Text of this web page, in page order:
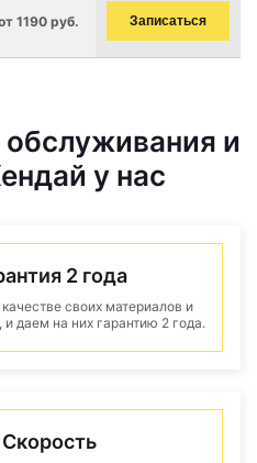
1190 руб. Записаться
и
у нас
2 года
своих материалов и
даем на них гарантию 2 года.
Скорость